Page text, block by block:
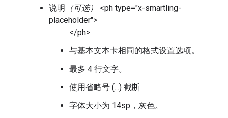
说明 （可选）
<ph type="x-smartling-
placeholder">
</ph>
与基本文本卡相同的格式设置选项。
最多 4 行文字。
使用省略号 (...) 截断
字体大小为 14sp，灰色。